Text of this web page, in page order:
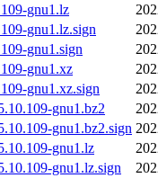
gnu1.lz
gnu1.lz.sign
gnu1.sign
gnu1.xz
gnu1.xz.sign
gnu1.bz2
gnu1.bz2.sign
gnu1.lz
gnu1.lz.sign